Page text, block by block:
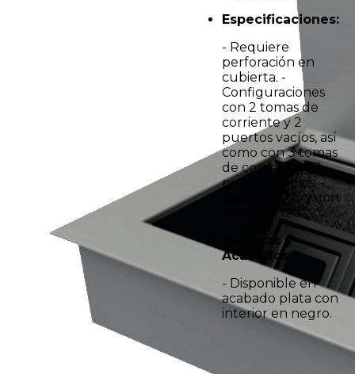
Especificaciones:
- Requiere
perforación en
cubierta. -
Configuraciones
con 2 tomas de
corriente y 2
puertos vacíos, así
como con 3 tomas
de corriente y 3
puertos vacíos. -
Cable de 72" y con
cable de 120".
Texturas y
Acabados:
- Disponible en
acabado plata con
interior en negro.